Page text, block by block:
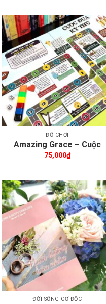
Thêm wishlist
ĐỒ CHƠI
Amazing Grace – Cuộc
đua kỳ thú (Bản Tiếng
75,000₫
Thêm wishlist
ĐỜI SỐNG CƠ ĐỐC